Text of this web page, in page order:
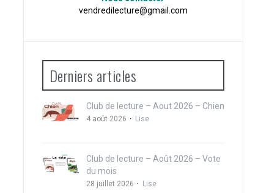
vendredilecture@gmail.com
Derniers articles
Club de lecture – Aout 2026 – Chien
4 août 2026 Lise
Club de lecture – Août 2026 – Vote
du mois
28 juillet 2026 Lise